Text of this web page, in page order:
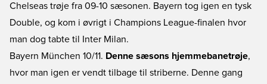
Chelseas trøje fra 09-10 sæsonen. Bayern tog igen en tysk
Double, og kom i øvrigt i Champions League-finalen hvor
man dog tabte til Inter Milan.
Bayern München 10/11. Denne sæsons hjemmebanetrøje,
hvor man igen er vendt tilbage til striberne. Denne gang